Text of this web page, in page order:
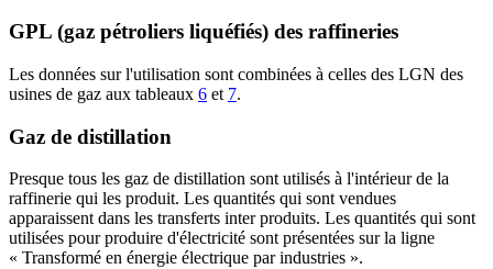
GPL (gaz pétroliers liquéfiés) des raffineries
Les données sur l'utilisation sont combinées à celles des LGN des
usines de gaz aux tableaux 6 et 7.
Gaz de distillation
Presque tous les gaz de distillation sont utilisés à l'intérieur de la
raffinerie qui les produit. Les quantités qui sont vendues
apparaissent dans les transferts inter produits. Les quantités qui sont
utilisées pour produire d'électricité sont présentées sur la ligne
« Transformé en énergie électrique par industries ».